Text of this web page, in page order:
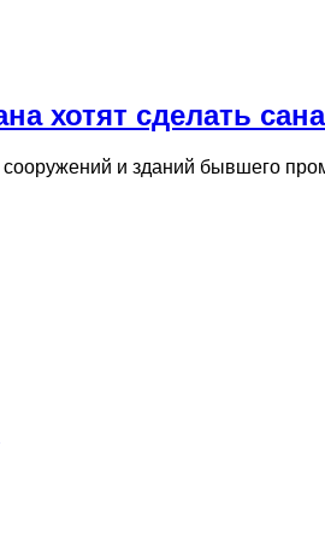
хотят сделать
и зданий бывшего